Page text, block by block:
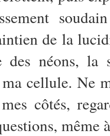
de la
des néons, la
cellule. Ne
côtés,